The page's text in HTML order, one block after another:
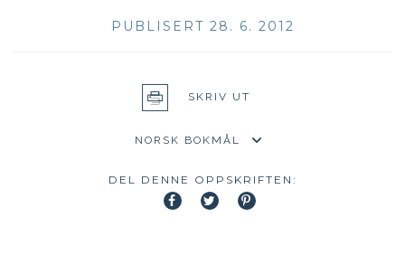
PUBLISERT 28. 6. 2012
SKRIV UT
DEL DENNE OPPSKRIFTEN: